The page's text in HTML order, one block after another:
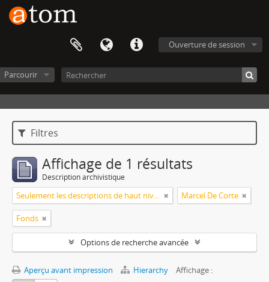
Ouverture de session
Parcourir
Filtres
Affichage de 1 résultats
Description archivistique
Seulement les descriptions de haut niveau Marcel De Corte
Fonds
Options de recherche avancée
Aperçu avant impression Hierarchy
Affichage :